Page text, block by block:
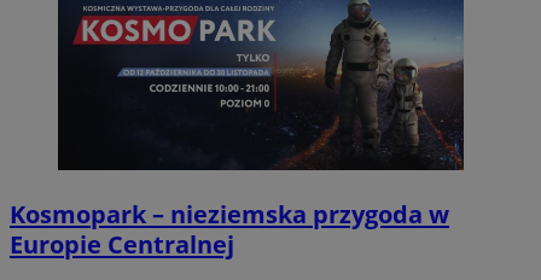
Kosmopark – nieziemska przygoda w
Europie Centralnej